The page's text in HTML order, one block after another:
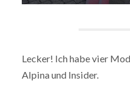
Lecker! Ich habe vier
Alpina und Insider.